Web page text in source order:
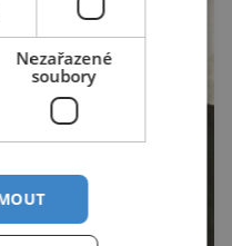
Nezařazené
soubory